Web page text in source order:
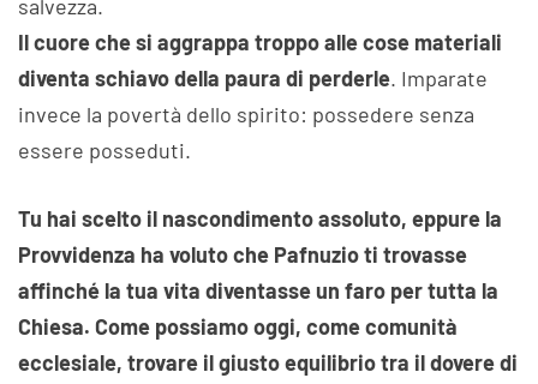
salvezza.
Il cuore che si aggrappa troppo alle cose materiali
diventa schiavo della paura di perderle. Imparate
invece la povertà dello spirito: possedere senza
essere posseduti.
Tu hai scelto il nascondimento assoluto, eppure la
Provvidenza ha voluto che Pafnuzio ti trovasse
affinché la tua vita diventasse un faro per tutta la
Chiesa. Come possiamo oggi, come comunità
ecclesiale, trovare il giusto equilibrio tra il dovere di